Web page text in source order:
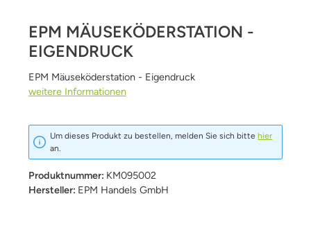
EPM MÄUSEKÖDERSTATION -
EIGENDRUCK
EPM Mäuseköderstation - Eigendruck
weitere Informationen
Um dieses Produkt zu bestellen, melden Sie sich bitte hier
an.
Produktnummer: KM095002
Hersteller: EPM Handels GmbH